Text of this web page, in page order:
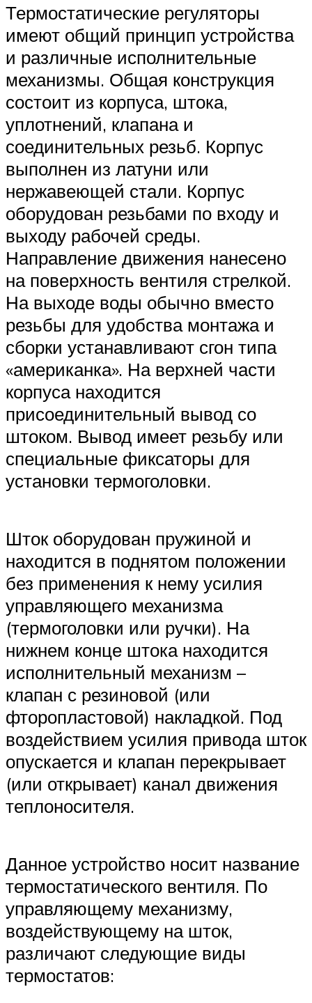
Термостатические регуляторы
имеют общий принцип устройства
и различные исполнительные
механизмы. Общая конструкция
состоит из корпуса, штока,
уплотнений, клапана и
соединительных резьб. Корпус
выполнен из латуни или
нержавеющей стали. Корпус
оборудован резьбами по входу и
выходу рабочей среды.
Направление движения нанесено
на поверхность вентиля стрелкой.
На выходе воды обычно вместо
резьбы для удобства монтажа и
сборки устанавливают сгон типа
«американка». На верхней части
корпуса находится
присоединительный вывод со
штоком. Вывод имеет резьбу или
специальные фиксаторы для
установки термоголовки.
Шток оборудован пружиной и
находится в поднятом положении
без применения к нему усилия
управляющего механизма
(термоголовки или ручки). На
нижнем конце штока находится
исполнительный механизм –
клапан с резиновой (или
фторопластовой) накладкой. Под
воздействием усилия привода шток
опускается и клапан перекрывает
(или открывает) канал движения
теплоносителя.
Данное устройство носит название
термостатического вентиля. По
управляющему механизму,
воздействующему на шток,
различают следующие виды
термостатов: